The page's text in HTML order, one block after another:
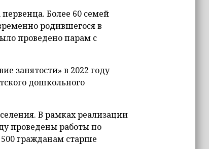
Более 60 семей
родившегося в
проведено парам с
занятости» в 2022 году
дошкольного
В рамках реализации
проведены работы по
гражданам старше